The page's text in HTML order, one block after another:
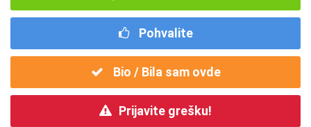
Pohvalite
Bio / Bila sam ovde
Prijavite grešku!